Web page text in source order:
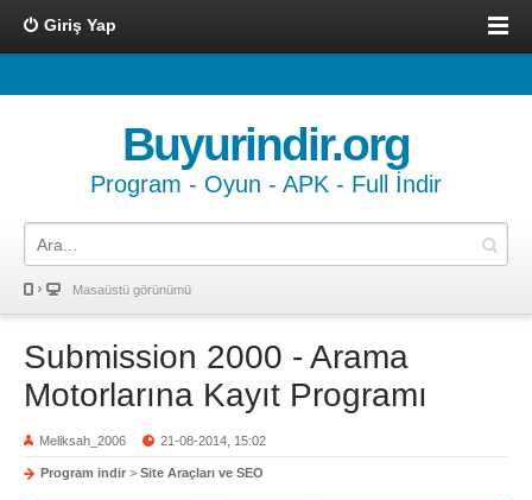
Giriş Yap
Buyurindir.org
Program - Oyun - APK - Full İndir
Masaüstü görünümü
Submission 2000 - Arama
Motorlarına Kayıt Programı
Meliksah_2006 21-08-2014, 15:02
Program indir > Site Araçları ve SEO